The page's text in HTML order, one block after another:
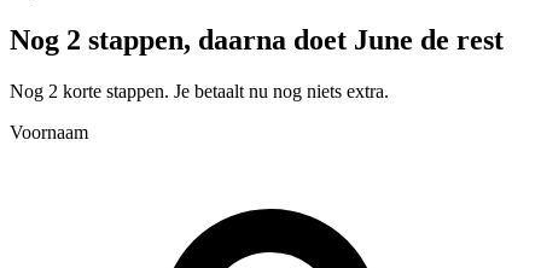
Nog 2 stappen, daarna doet June de rest
Nog 2 korte stappen. Je betaalt nu nog niets extra.
Voornaam